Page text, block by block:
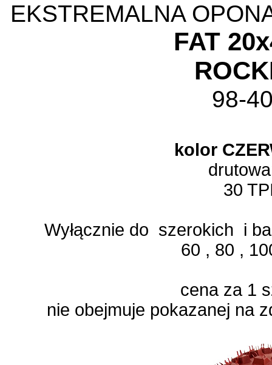
EKSTREMALNA
FAT
98-
kolor
30
Wyłącznie do szerokich i
60 , 80 ,
cena za 1
nie obejmuje pokazanej na